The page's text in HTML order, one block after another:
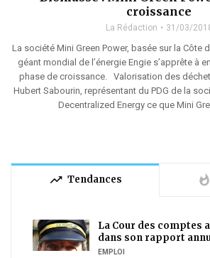
croissance
La Rédaction 31/03/
La société Mini Green Power, basée sur la Côte
géant mondial de l’énergie Engie s’apprête à
phase de croissance. Valorisation des
Hubert Sabourin, représentant du PDG de la
Decentralized Energy ce que Mini
trending_up Tendances whatshot
La Cour des comptes
dans son rapport
EMPLOI